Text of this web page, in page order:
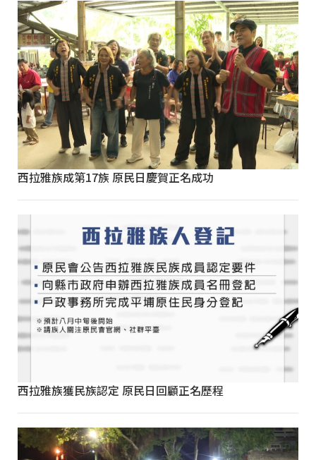
西拉雅族成第17族 原民日慶賀正名成功
西拉雅族獲民族認定 原民日回顧正名歷程